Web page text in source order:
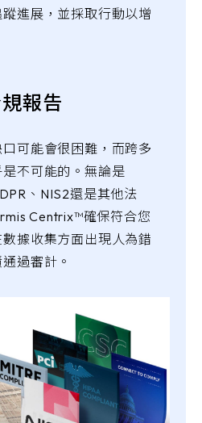
進展，並採取行動以增
報告
可能會很困難，而跨多
不可能的。無論是
、NIS2還是其他法
Centrix™確保符合您
據收集方面出現人為錯
過審計。